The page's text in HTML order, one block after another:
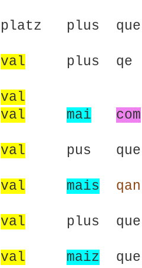
plus
val plus
val
val mai com
val pus
val mais
qan
val plus
val maiz